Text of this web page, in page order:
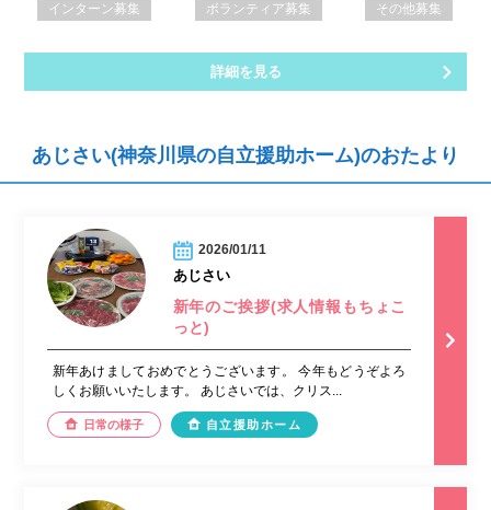
インターン募集
ボランティア募集 その他募集
詳細を見る
あじさい(神奈川県の自立援助ホーム)のおたより
2026/01/11
あじさい
新年のご挨拶(求人情報もちょこ
っと)
新年あけましておめでとうございます。 今年もどうぞよろ
しくお願いいたします。 あじさいでは、クリス...
日常の様子 自立援助ホーム